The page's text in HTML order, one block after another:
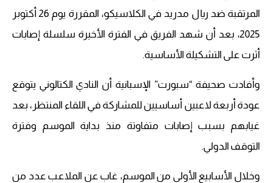
المرتقبة ضد ريال مدريد في الكلاسيكو، المقررة يوم 26 أكتوبر
2025، بعد أن شهد الفريق في الفترة الأخيرة سلسلة إصابات
أثرت على التشكيلة الأساسية.
وأفادت صحيفة “سبورت” الإسبانية أن النادي الكتالوني يتوقع
عودة أربعة لاعبين أساسيين للمشاركة في اللقاء المنتظر، بعد
غيابهم بسبب إصابات متفاوتة منذ بداية الموسم وفترة
التوقف الدولي.
وخلال الأسابيع الأولى من الموسم، غاب عن الملاعب عدد من